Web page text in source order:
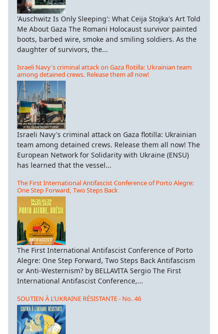
'Auschwitz Is Only Sleeping': What Ceija Stojka's Art Told
Me About Gaza The Romani Holocaust survivor painted
boots, barbed wire, smoke and smiling soldiers. As the
daughter of survivors, the...
Israeli Navy's criminal attack on Gaza flotilla: Ukrainian team
among detained crews. Release them all now!
Israeli Navy's criminal attack on Gaza flotilla: Ukrainian
team among detained crews. Release them all now! The
European Network for Solidarity with Ukraine (ENSU)
has learned that the vessel...
The First International Antifascist Conference of Porto Alegre:
One Step Forward, Two Steps Back
The First International Antifascist Conference of Porto
Alegre: One Step Forward, Two Steps Back Antifascism
or Anti-Westernism? by BELLAVITA Sergio The First
International Antifascist Conference,...
SOUTIEN À L’UKRAINE RÉSISTANTE - No. 46